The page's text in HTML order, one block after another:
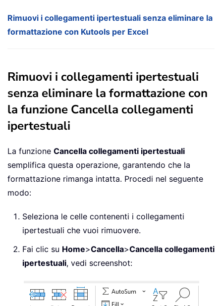
Rimuovi i collegamenti ipertestuali senza eliminare la
formattazione con Kutools per Excel
Rimuovi i collegamenti ipertestuali
senza eliminare la formattazione con
la funzione Cancella collegamenti
ipertestuali
La funzione Cancella collegamenti ipertestuali
semplifica questa operazione, garantendo che la
formattazione rimanga intatta. Procedi nel seguente
modo:
Seleziona le celle contenenti i collegamenti
ipertestuali che vuoi rimuovere.
Fai clic su Home>Cancella>Cancella collegamenti
ipertestuali, vedi screenshot: